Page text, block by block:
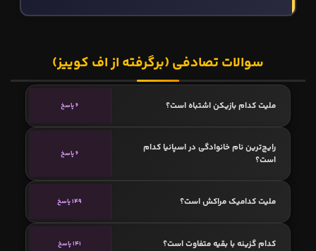
سوالات تصادفی (برگرفته از اف کوییز)
ملیت کدام بازیکن اشتباه است؟ 6 پاسخ
رایج‌ترین نام خانوادگی در اسپانیا کدام
است؟
6 پاسخ
ملیت کدامیک مراکش است؟ 149 پاسخ
کدام گزینه با بقیه متفاوت است؟ 141 پاسخ